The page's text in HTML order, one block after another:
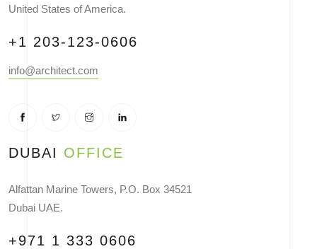
United States of America.
+1 203-123-0606
info@architect.com
DUBAI OFFICE
Alfattan Marine Towers, P.O. Box 34521
Dubai UAE.
+971 1 333 0606